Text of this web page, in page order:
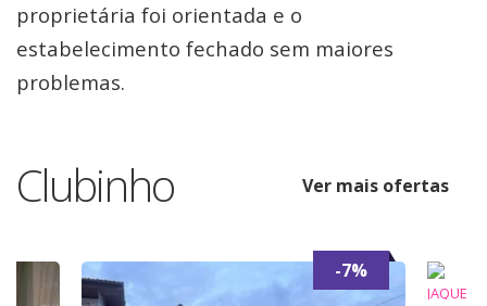
proprietária foi orientada e o
estabelecimento fechado sem maiores
problemas.
Clubinho Ver mais ofertas
-7%
JAQUE